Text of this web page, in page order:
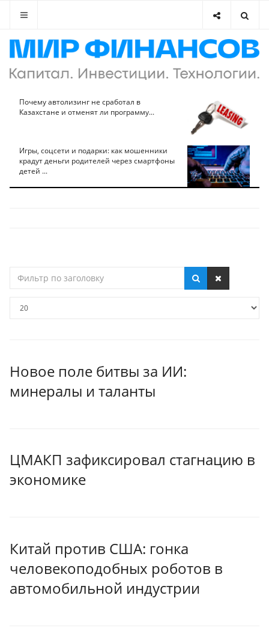
Почему автолизинг не сработал в
Казахстане и отменят ли программу...
Игры, соцсети и подарки: как мошенники
крадут деньги родителей через смартфоны
детей ...
по
Новое поле битвы за ИИ:
минералы и таланты
ЦМАКП зафиксировал стагнацию в
экономике
Китай против США: гонка
человекоподобных роботов в
автомобильной индустрии